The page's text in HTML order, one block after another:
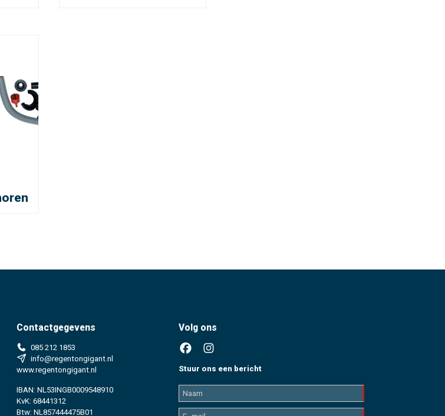
Contactgegevens
085 212 1853
info@regentongigant.nl
www.regentongigant.nl
IBAN: NL53INGB0009548910
KvK: 68441312
Btw: NL857444475B01
Volg ons
Stuur ons een bericht